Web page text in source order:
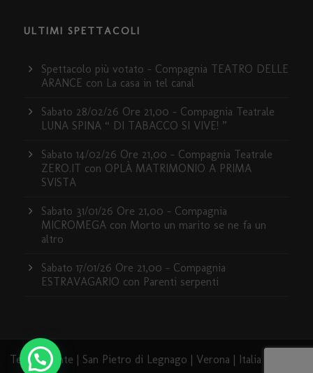
ULTIMI SPETTACOLI
Spettacolo più votato – Compagnia TEATRO DELLE
ARANCE con La casa in tel canal
Sabato 28/02/26 Ore 21,00 – Compagnia Teatrale
LUNA SPINA “ DI TABACCO SI VIVE! ”
Sabato 14/02/26 Ore 21,00 – Compagnia Teatrale
ZERO.IT con OPLÀ MATRIMONIO A PRIMA
SVISTA
Sabato 31/01/26 Ore 21,00 – Compagnia
MICROMEGA con Morto un marito se ne fa un
altro
Sabato 17/01/26 Ore 21,00 – Compagnia
ESTRAVAGARIO con Parenti serpenti
Teatro Dante | San Pietro di Legnago | Verona | Italia | 2020 -